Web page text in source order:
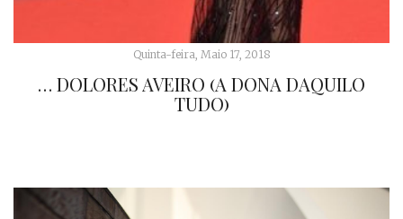
Quinta-feira, Maio 17, 2018
… DOLORES AVEIRO (A DONA DAQUILO
TUDO)